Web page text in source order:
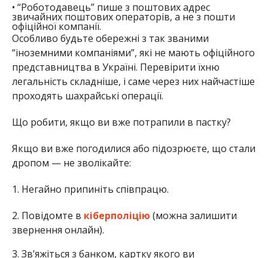
• “Роботодавець” пише з поштових адрес
звичайних поштових операторів, а не з пошти
офіційної компанії.
Особливо будьте обережні з так званими
“іноземними компаніями”, які не мають офіційного
представництва в Україні. Перевірити їхню
легальність складніше, і саме через них найчастіше
проходять шахрайські операції.
Що робити, якщо ви вже потрапили в пастку?
Якщо ви вже погодилися або підозрюєте, що стали
дропом — не зволікайте:
1. Негайно припиніть співпрацю.
2. Повідомте в кіберполіцію (можна залишити
звернення онлайн).
3. Зв’яжіться з банком, картку якого ви